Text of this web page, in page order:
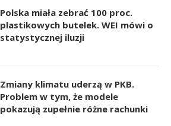
Polska miała zebrać 100 proc.
plastikowych butelek. WEI mówi o
statystycznej iluzji
Zmiany klimatu uderzą w PKB.
Problem w tym, że modele
pokazują zupełnie różne rachunki